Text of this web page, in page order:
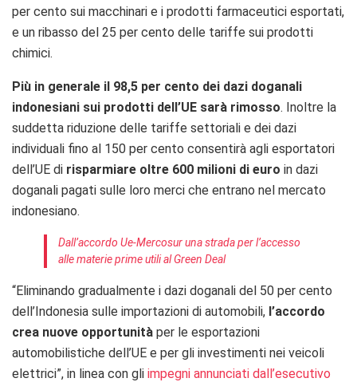
per cento sui macchinari e i prodotti farmaceutici esportati,
e un ribasso del 25 per cento delle tariffe sui prodotti
chimici.
Più in generale il 98,5 per cento dei dazi doganali
indonesiani sui prodotti dell’UE sarà rimosso. Inoltre la
suddetta riduzione delle tariffe settoriali e dei dazi
individuali fino al 150 per cento consentirà agli esportatori
dell’UE di risparmiare oltre 600 milioni di euro in dazi
doganali pagati sulle loro merci che entrano nel mercato
indonesiano.
Dall’accordo Ue-Mercosur una strada per l’accesso
alle materie prime utili al Green Deal
“Eliminando gradualmente i dazi doganali del 50 per cento
dell’Indonesia sulle importazioni di automobili, l’accordo
crea nuove opportunità per le esportazioni
automobilistiche dell’UE e per gli investimenti nei veicoli
elettrici”, in linea con gli impegni annunciati dall’esecutivo